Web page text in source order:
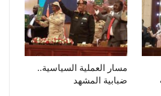
مسار العملية السياسية..
ضبابية المشهد